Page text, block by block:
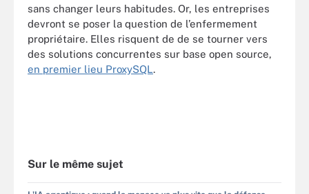
sans changer leurs habitudes. Or, les entreprises
devront se poser la question de l’enfermement
propriétaire. Elles risquent de de se tourner vers
des solutions concurrentes sur base open source,
en premier lieu ProxySQL.
Sur le même sujet